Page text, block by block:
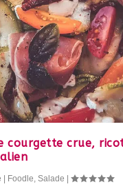
courgette crue,
| Foodle ,Salade |